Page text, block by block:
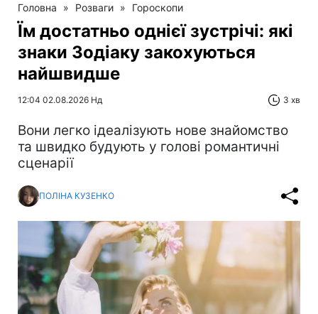
Головна » Розваги » Гороскопи
Їм достатньо однієї зустрічі: які
знаки Зодіаку закохуються
найшвидше
12:04 02.08.2026 Нд 3 хв
Вони легко ідеалізують нове знайомство
та швидко будують у голові романтичні
сценарії
ПОЛІНА КУЗЕНКО